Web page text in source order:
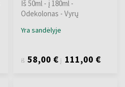
Iš 50ml - į 180ml -
Odekolonas - Vyrų
Yra sandėlyje
iš 58,00 € į 111,00 €